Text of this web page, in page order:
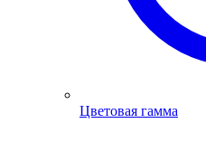
Цветовая гамма